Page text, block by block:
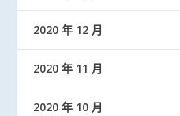
2020 年 12 月
2020 年 11 月
2020 年 10 月